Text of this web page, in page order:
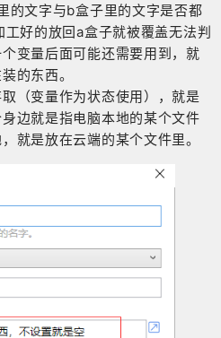
的文字与b盒子里的文字是否都
好的放回a盒子就被覆盖无法判
变量后面可能还需要用到，就
的东西。
（变量作为状态使用），就是
边就是指电脑本地的某个文件
就是放在云端的某个文件里。